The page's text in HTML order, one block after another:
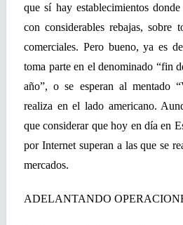
que sí hay establecimientos
con considerables rebajas, sobre
comerciales. Pero bueno, ya es
toma parte en el denominado “fin
año”, o se esperan al mentado
realiza en el lado americano.
que considerar que hoy en día en
por Internet superan a las que se
mercados.
ADELANTANDO